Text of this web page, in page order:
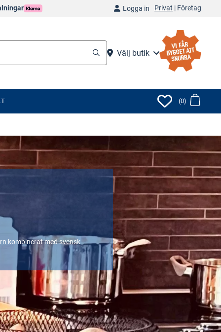
Logga in Privat | Företag
Välj butik
(0)
kombinerat med svensk